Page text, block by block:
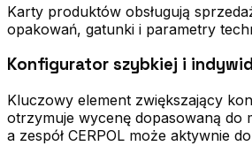
Karty produktów obsługują
opakowań, gatunki i parametry
Konfigurator szybkiej i
Kluczowy element zwiększający
otrzymuje wycenę dopasowaną do
a zespół CERPOL może aktywnie